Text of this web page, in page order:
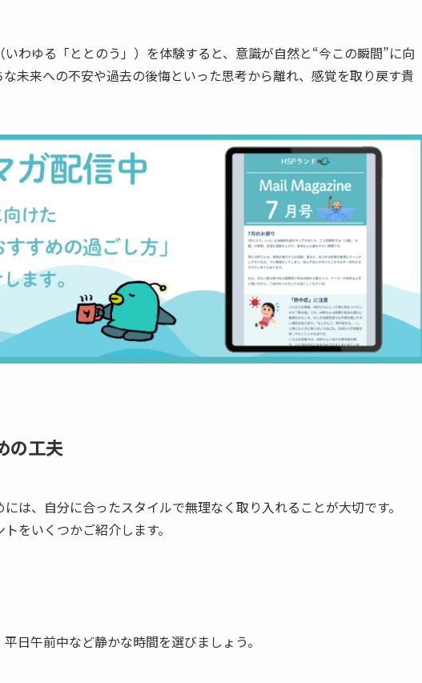
わゆる「ととのう」）を体験すると、意識が自然と“今この瞬間”に向
未来への不安や過去の後悔といった思考から離れ、感覚を取り戻す貴
の工夫
は、自分に合ったスタイルで無理なく取り入れることが大切です。
をいくつかご紹介します。
日午前中など静かな時間を選びましょう。